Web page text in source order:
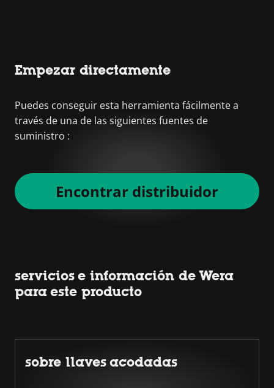
Empezar directamente
Puedes conseguir esta herramienta fácilmente a
través de una de las siguientes fuentes de
suministro :
Encontrar distribuidor
servicios e información de Wera
para este producto
sobre llaves acodadas